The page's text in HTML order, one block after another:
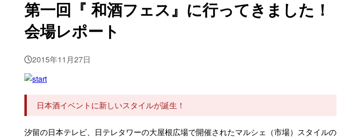
第一回『 和酒フェス』に行ってきました！
会場レポート
2015年11月27日
日本酒イベントに新しいスタイルが誕生！
汐留の日本テレビ、日テレタワーの大屋根広場で開催されたマルシェ（市場）スタイルの